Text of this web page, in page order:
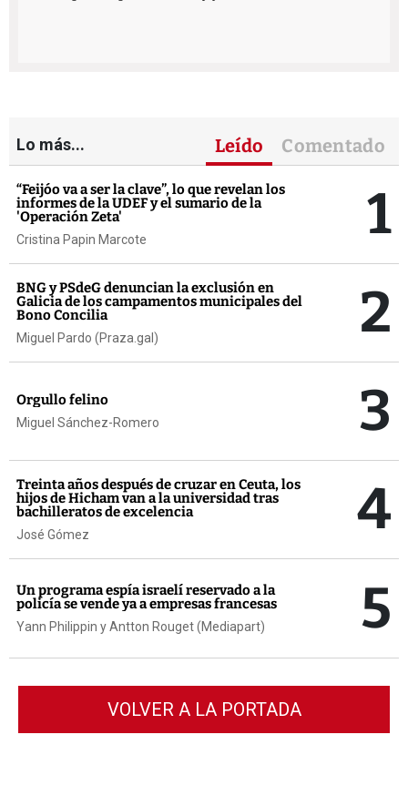
Lo más... Leído Comentado
“Feijóo va a ser la clave”, lo que revelan los
informes de la UDEF y el sumario de la
'Operación Zeta'
Cristina Papin Marcote 1
BNG y PSdeG denuncian la exclusión en
Galicia de los campamentos municipales del
Bono Concilia
Miguel Pardo (Praza.gal) 2
Orgullo felino
Miguel Sánchez-Romero 3
Treinta años después de cruzar en Ceuta, los
hijos de Hicham van a la universidad tras
bachilleratos de excelencia
José Gómez 4
Un programa espía israelí reservado a la
policía se vende ya a empresas francesas
Yann Philippin y Antton Rouget (Mediapart) 5
VOLVER A LA PORTADA